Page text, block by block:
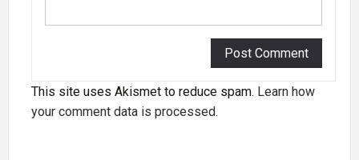
This site uses Akismet to reduce spam. Learn how
your comment data is processed.